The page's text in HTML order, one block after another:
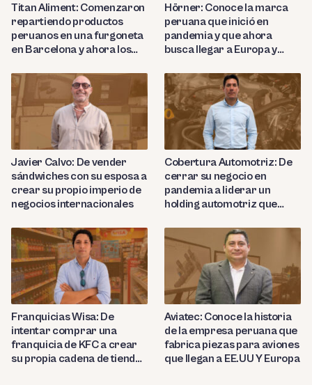
Titan Aliment: Comenzaron
repartiendo productos
peruanos en una furgoneta
en Barcelona y ahora los
países
Hörner: Conoce la marca
peruana que inició en
pandemia y que ahora
busca llegar a Europa y
productos de cuero de lujo
Javier Calvo: De vender
sándwiches con su esposa a
crear su propio imperio de
negocios internacionales
Cobertura Automotriz: De
cerrar su negocio en
pandemia a liderar un
holding automotriz que
en Perú
Franquicias Wisa: De
intentar comprar una
franquicia de KFC a crear
su propia cadena de tiendas
Aviatec: Conoce la historia
de la empresa peruana que
fabrica piezas para aviones
que llegan a EE.UU Y Europa